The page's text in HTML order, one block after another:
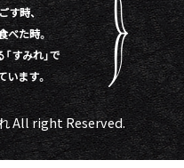
す時、
べた時。
すみれ」で
います。
All right Reserved.